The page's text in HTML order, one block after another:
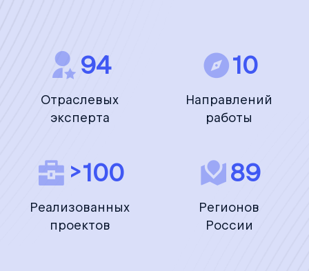
94
Отраслевых
эксперта
10
Направлений
работы
>100
Реализованных
проектов
89
Регионов
России